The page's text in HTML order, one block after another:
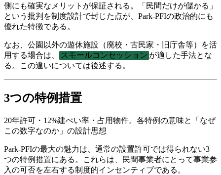
側にも確実なメリットが保証される。「民間だけが儲かる」
という批判を制度設計で封じた点が、Park-PFIの政治的にも
優れた特徴である。
なお、公園以外の遊休施設（廃校・古民家・旧庁舎等）を活
用する場合は、
スモールコンセッション が適した手法とな
る。この違いについては後述する。
3つの特例措置
20年許可・12%建ぺい率・占用物件。各特例の意味と「なぜ
この数字なのか」の設計思想
Park-PFIの最大の魅力は、通常の設置許可では得られない3
つの特例措置にある。これらは、民間事業者にとって事業参
入の可否を左右する制度的インセンティブである。